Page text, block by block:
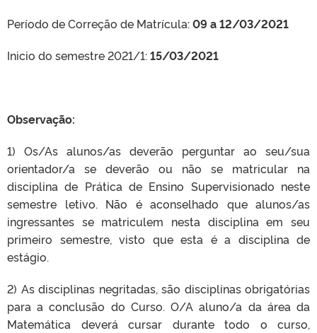
Período de Correção de Matrícula:09 a 12/03/2021
Inicio do semestre 2021/1:15/03/2021
Observação:
1) Os/As alunos/as deverão perguntar ao seu/sua
orientador/a se deverão ou não se matricular na
disciplina de Prática de Ensino Supervisionado neste
semestre letivo. Não é aconselhado que alunos/as
ingressantes se matriculem nesta disciplina em seu
primeiro semestre, visto que esta é a disciplina de
estágio.
2) As disciplinas negritadas, são disciplinas obrigatórias
para a conclusão do Curso. O/A aluno/a da área da
Matemática deverá cursar durante todo o curso,